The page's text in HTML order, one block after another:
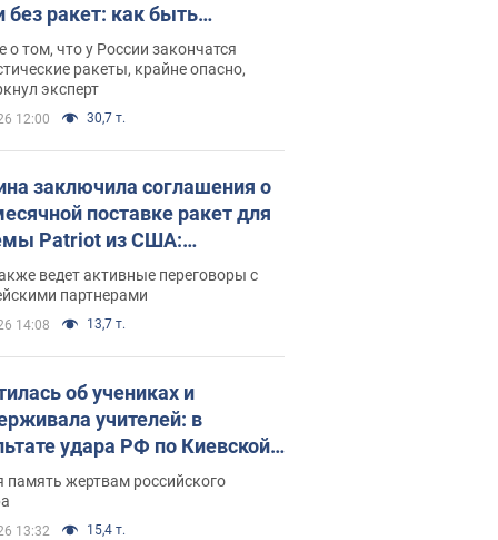
без ракет: как быть
Интервью с Мельником
о том, что у России закончатся
ракеты, крайне опасно,
эксперт
12:00 30,7 т.
заключила соглашения о
поставке ракет для
Patriot из США:
раскрыл подробности
ведет активные переговоры с
партнерами
14:08 13,7 т.
об учениках и
учителей: в
удара РФ по Киевской
погибли директор
лицея, её муж и внук
память жертвам российского
13:32 15,4 т.